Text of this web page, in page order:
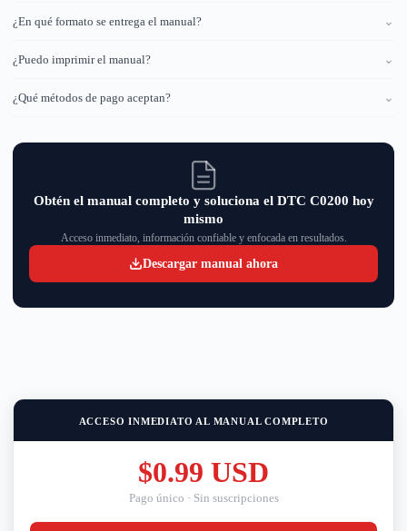
¿En qué formato se entrega el manual? ⌄
¿Puedo imprimir el manual? ⌄
¿Qué métodos de pago aceptan? ⌄
Obtén el manual completo y soluciona el DTC C0200 hoy
mismo
Acceso inmediato, información confiable y enfocada en resultados.
Descargar manual ahora
ACCESO INMEDIATO AL MANUAL COMPLETO
$0.99 USD
Pago único · Sin suscripciones